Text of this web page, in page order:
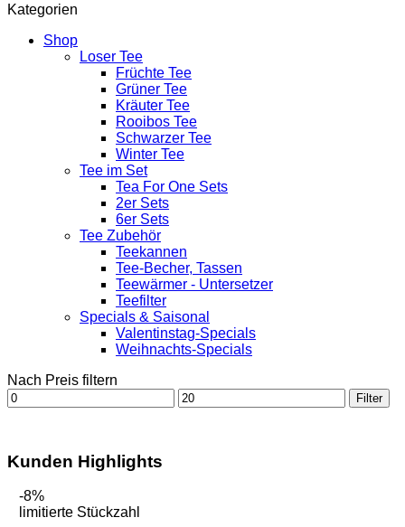
Kategorien
Shop
Loser Tee
Früchte Tee
Grüner Tee
Kräuter Tee
Rooibos Tee
Schwarzer Tee
Winter Tee
Tee im Set
Tea For One Sets
2er Sets
6er Sets
Tee Zubehör
Teekannen
Tee-Becher, Tassen
Teewärmer - Untersetzer
Teefilter
Specials & Saisonal
Valentinstag-Specials
Weihnachts-Specials
Nach Preis filtern
Min.
Preis
Max.
Preis
Filter
Kunden Highlights
-8%
limitierte Stückzahl